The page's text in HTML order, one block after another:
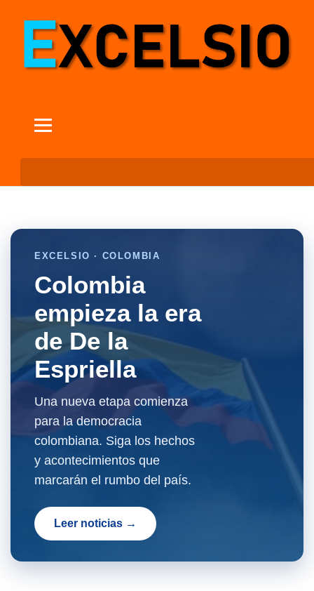
EXCELSIO · COLOMBIA
Colombia
empieza la era
de De la
Espriella
Una nueva etapa comienza
para la democracia
colombiana. Siga los hechos
y acontecimientos que
marcarán el rumbo del país.
Leer noticias →